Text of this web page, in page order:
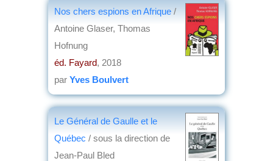
Nos chers espions en Afrique /
Antoine Glaser, Thomas
Hofnung
éd. Fayard, 2018
par Yves Boulvert
Le Général de Gaulle et le
Québec / sous la direction de
Jean-Paul Bled